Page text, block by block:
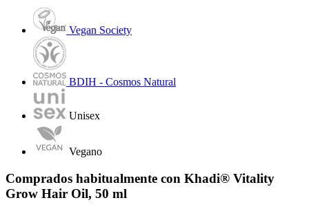
Vegan Society
BDIH - Cosmos Natural
Unisex
Vegano
Comprados habitualmente con Khadi® Vitality
Grow Hair Oil, 50 ml